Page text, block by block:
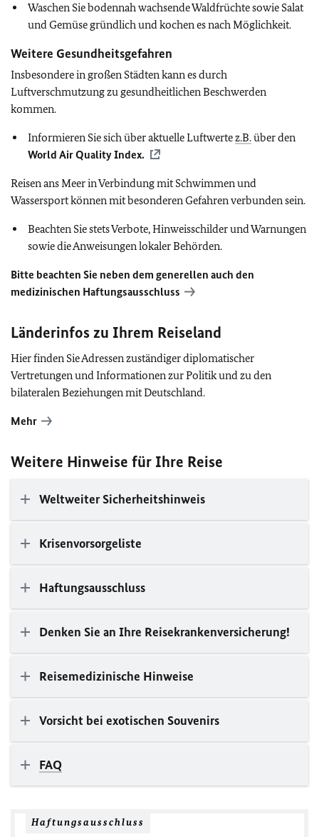
Waschen Sie bodennah wachsende Waldfrüchte sowie Salat
und Gemüse gründlich und kochen es nach Möglichkeit.
Weitere Gesundheitsgefahren
Insbesondere in großen Städten kann es durch
Luftverschmutzung zu gesundheitlichen Beschwerden
kommen.
Informieren Sie sich über aktuelle Luftwertez.B.über den
World Air Quality Index.
Reisen ans Meer in Verbindung mit Schwimmen und
Wassersport können mit besonderen Gefahren verbunden sein.
Beachten Sie stets Verbote, Hinweisschilder und Warnungen
sowie die Anweisungen lokaler Behörden.
Bitte beachten Sie neben dem generellen auch den
medizinischen Haftungsausschluss
Länderinfos zu Ihrem Reiseland
Hier finden Sie Adressen zuständiger diplomatischer
Vertretungen und Informationen zur Politik und zu den
bilateralen Beziehungen mit Deutschland.
Mehr
Weitere Hinweise für Ihre Reise
Weltweiter Sicherheitshinweis
Krisenvorsorgeliste
Haftungsausschluss
Denken Sie an Ihre Reisekrankenversicherung!
Reisemedizinische Hinweise
Vorsicht bei exotischen Souvenirs
FAQ
Haftungsausschluss